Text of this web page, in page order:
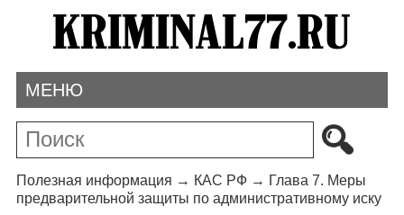
МЕНЮ
Полезная информация → КАС РФ→ Глава 7. Меры
предварительной защиты по административному иску